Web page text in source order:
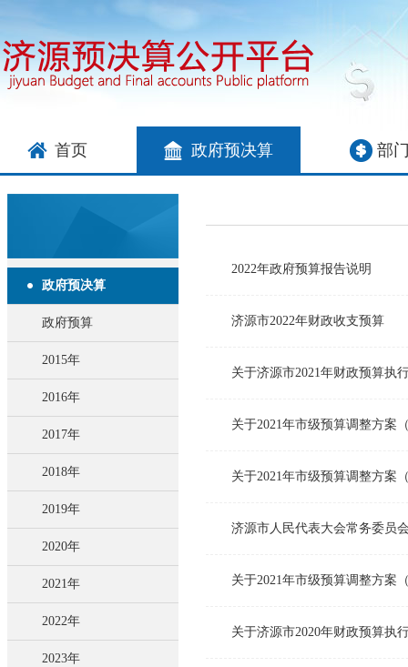
首页 政府预决算 部
政府预决算
政府预算
2015年
2016年
2017年
2018年
2019年
2020年
2021年
2022年
2023年
2022年政府预算报告说明
济源市2022年财政收支预算
关于济源市2021年财政预算执
关于2021年市级预算调整方案
关于2021年市级预算调整方案
济源市人民代表大会常务委员
关于2021年市级预算调整方案
关于济源市2020年财政预算执